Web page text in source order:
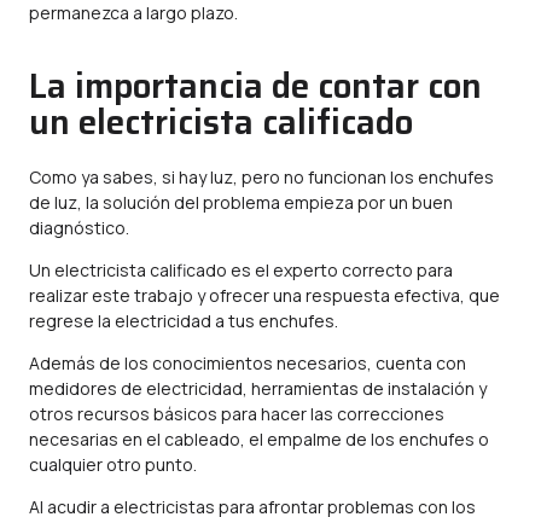
permanezca a largo plazo.
La importancia de contar con
un electricista calificado
Como ya sabes, si hay luz, pero no funcionan los enchufes
de luz, la solución del problema empieza por un buen
diagnóstico.
Un electricista calificado es el experto correcto para
realizar este trabajo y ofrecer una respuesta efectiva, que
regrese la electricidad a tus enchufes.
Además de los conocimientos necesarios, cuenta con
medidores de electricidad, herramientas de instalación y
otros recursos básicos para hacer las correcciones
necesarias en el cableado, el empalme de los enchufes o
cualquier otro punto.
Al acudir a electricistas para afrontar problemas con los